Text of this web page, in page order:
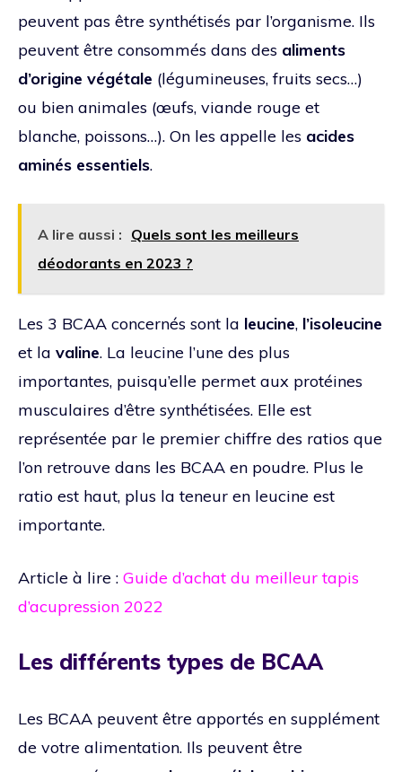
peuvent pas être synthétisés par l’organisme. Ils
peuvent être consommés dans des aliments
d’origine végétale (légumineuses, fruits secs…)
ou bien animales (œufs, viande rouge et
blanche, poissons…). On les appelle les acides
aminés essentiels.
A lire aussi : Quels sont les meilleurs
déodorants en 2023 ?
Les 3 BCAA concernés sont la leucine, l’isoleucine
et la valine. La leucine l’une des plus
importantes, puisqu’elle permet aux protéines
musculaires d’être synthétisées. Elle est
représentée par le premier chiffre des ratios que
l’on retrouve dans les BCAA en poudre. Plus le
ratio est haut, plus la teneur en leucine est
importante.
Article à lire : Guide d’achat du meilleur tapis
d’acupression 2022
Les différents types de BCAA
Les BCAA peuvent être apportés en supplément
de votre alimentation. Ils peuvent être